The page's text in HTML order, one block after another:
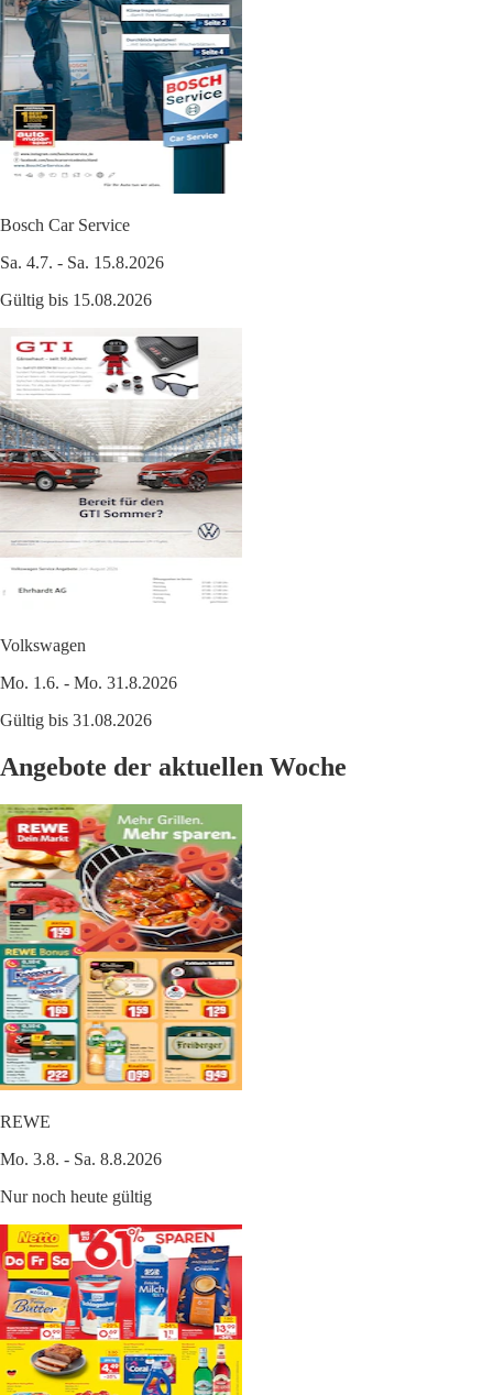
Bosch Car Service
Sa. 4.7. - Sa. 15.8.2026
Gültig bis 15.08.2026
Volkswagen
Mo. 1.6. - Mo. 31.8.2026
Gültig bis 31.08.2026
Angebote der aktuellen Woche
REWE
Mo. 3.8. - Sa. 8.8.2026
Nur noch heute gültig